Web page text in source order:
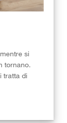
si
tornano.
tratta di